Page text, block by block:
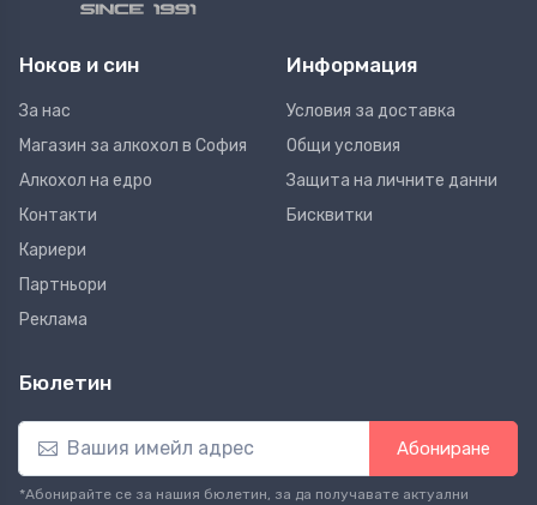
Ноков и син
За нас
Магазин за алкохол в София
Алкохол на едро
Контакти
Кариери
Партньори
Реклама
Информация
Условия за доставка
Общи условия
Защита на личните данни
Бисквитки
Бюлетин
Абониране
*Абонирайте се за нашия бюлетин, за да получавате актуални